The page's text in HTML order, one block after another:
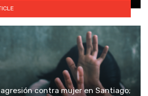
contra mujer en Santiago;